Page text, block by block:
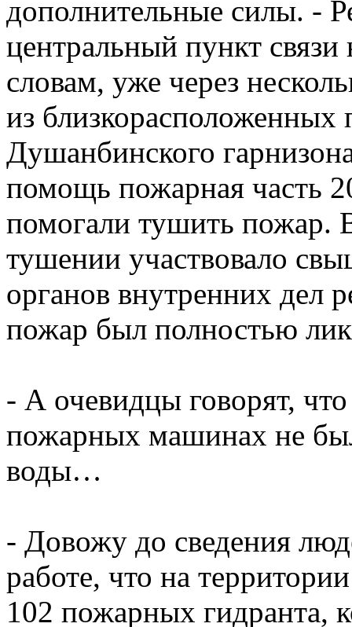
дополнительные силы. -
центральный пункт
словам, уже через
из близкорасположенных
Душанбинского
помощь пожарная часть
помогали тушить пожар.
тушении участвовало
органов внутренних дел
пожар был полностью
- А очевидцы говорят,
пожарных машинах не
воды…
- Довожу до сведения
работе, что на
102 пожарных гидранта,